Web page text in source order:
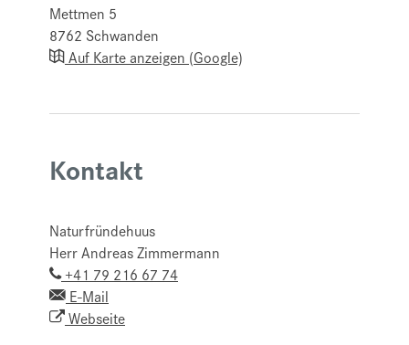
Mettmen 5
8762 Schwanden
Auf Karte anzeigen (Google)
Kontakt
Naturfründehuus
Herr Andreas Zimmermann
+41 79 216 67 74
E-Mail
Webseite